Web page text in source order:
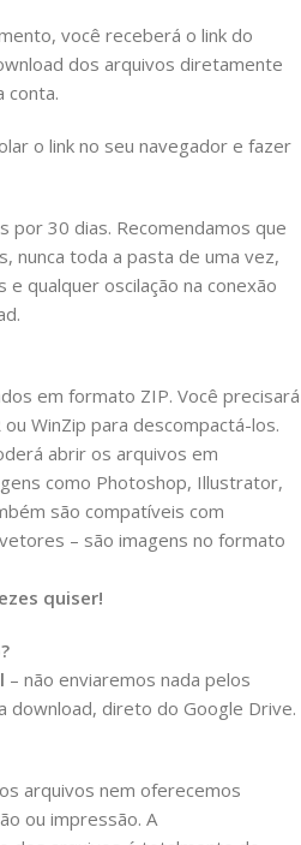
você receberá o link do
dos arquivos diretamente
conta.
o link no seu navegador e fazer
por 30 dias. Recomendamos que
nunca toda a pasta de uma vez,
qualquer oscilação na conexão
em formato ZIP. Você precisará
WinZip para descompactá-los.
abrir os arquivos em
como Photoshop, Illustrator,
são compatíveis com
– são imagens no formato
quiser!
– não enviaremos nada pelos
download, direto do Google Drive.
arquivos nem oferecemos
ou impressão. A